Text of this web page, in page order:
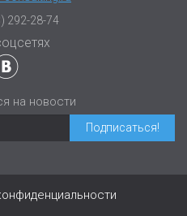
292-28-74
на новости